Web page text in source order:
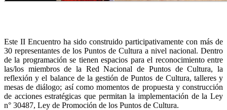
Este II Encuentro ha sido construido participativamente con más de
30 representantes de los Puntos de Cultura a nivel nacional. Dentro
de la programación se tienen espacios para el reconocimiento entre
las/los miembros de la Red Nacional de Puntos de Cultura, la
reflexión y el balance de la gestión de Puntos de Cultura, talleres y
mesas de diálogo; así como momentos de propuesta y construcción
de acciones estratégicas que permitan la implementación de la Ley
n° 30487, Ley de Promoción de los Puntos de Cultura.